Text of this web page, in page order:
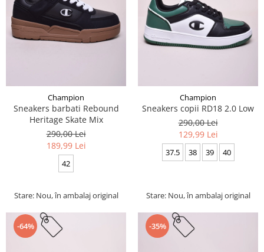
Champion
Sneakers barbati Rebound
Heritage Skate Mix
290,00 Lei
189,99 Lei
42
Stare: Nou, în ambalaj original
Champion
Sneakers copii RD18 2.0 Low
290,00 Lei
129,99 Lei
37.5 38 39 40
Stare: Nou, în ambalaj original
-64% -35%